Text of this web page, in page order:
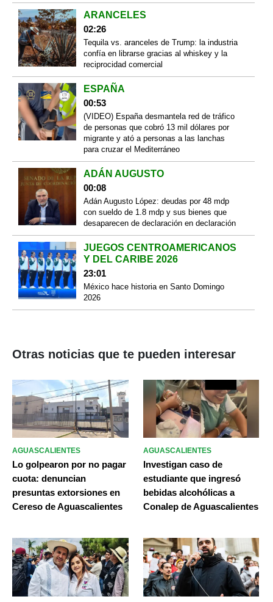
ARANCELES
02:26
Tequila vs. aranceles de Trump: la industria
confía en librarse gracias al whiskey y la
reciprocidad comercial
ESPAÑA
00:53
(VIDEO) España desmantela red de tráfico
de personas que cobró 13 mil dólares por
migrante y ató a personas a las lanchas
para cruzar el Mediterráneo
ADÁN AUGUSTO
00:08
Adán Augusto López: deudas por 48 mdp
con sueldo de 1.8 mdp y sus bienes que
desaparecen de declaración en declaración
JUEGOS CENTROAMERICANOS
Y DEL CARIBE 2026
23:01
México hace historia en Santo Domingo
2026
Otras noticias que te pueden interesar
AGUASCALIENTES
Lo golpearon por no pagar
cuota: denuncian
presuntas extorsiones en
Cereso de Aguascalientes
AGUASCALIENTES
Investigan caso de
estudiante que ingresó
bebidas alcohólicas a
Conalep de Aguascalientes